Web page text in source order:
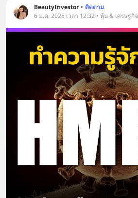
BeautyInvestor • ติดตาม
6 ม.ค. 2025 เวลา 12:32 • หุ้น & เศรษฐกิจ